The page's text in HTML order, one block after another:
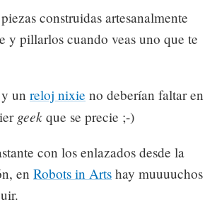
construidas artesanalmente
y pillarlos cuando veas uno que te
un reloj nixie no deberían faltar en
geek que se precie ;-)
con los enlazados desde la
en Robots in Arts hay muuuuchos